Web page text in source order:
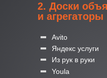
2. Доски
и агрегаторы
Avito
Яндекс услуги
Из рук в руки
Youla